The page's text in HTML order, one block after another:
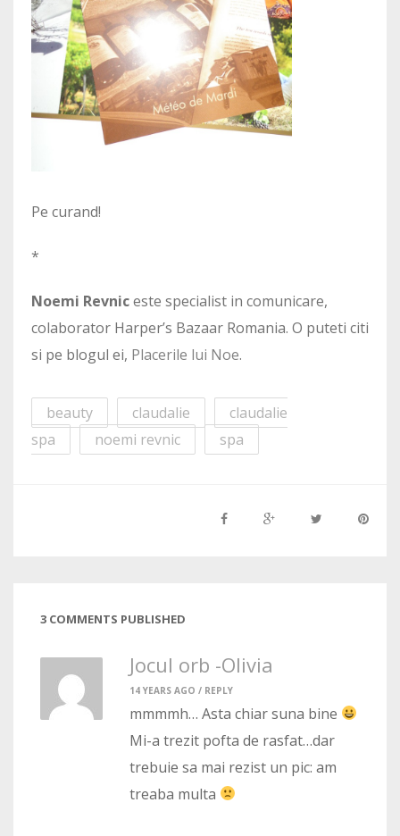
Pe curand!
*
Noemi Revniceste specialist in comunicare,
colaborator Harper’s Bazaar Romania. O puteti citi
si pe blogul ei, Placerile lui Noe.
beauty claudalie
claudalie
spa
noemi revnic spa
3 COMMENTS PUBLISHED
Jocul orb -Olivia
14 YEARS AGO / REPLY
mmmmh… Asta chiar suna bine
Mi-a trezit pofta de rasfat…dar
trebuie sa mai rezist un pic: am
treaba multa